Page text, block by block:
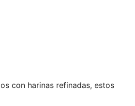
con harinas refinadas, estos